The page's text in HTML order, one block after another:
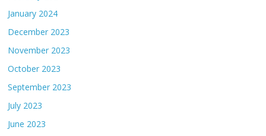
January 2024
December 2023
November 2023
October 2023
September 2023
July 2023
June 2023